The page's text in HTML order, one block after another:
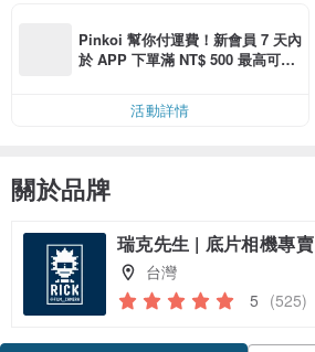
Pinkoi 幫你付運費！新會員 7 天內
於 APP 下單滿 NT$ 500 最高可折
活動詳情
關於品牌
瑞克先生 | 底片相機專賣
台灣
5 (525)